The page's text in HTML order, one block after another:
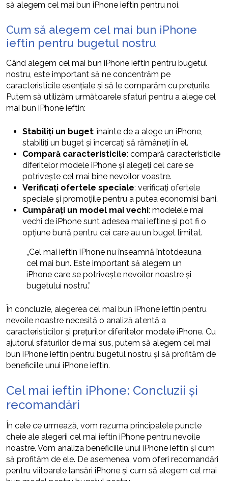
să alegem cel mai bun iPhone ieftin pentru noi.
Cum să alegem cel mai bun iPhone
ieftin pentru bugetul nostru
Când alegem cel mai bun iPhone ieftin pentru bugetul
nostru, este important să ne concentrăm pe
caracteristicile esențiale și să le comparăm cu prețurile.
Putem să utilizăm următoarele sfaturi pentru a alege cel
mai bun iPhone ieftin:
Stabiliți un buget: înainte de a alege un iPhone,
stabiliți un buget și încercați să rămâneți în el.
Compară caracteristicile: compară caracteristicile
diferitelor modele iPhone și alegeți cel care se
potrivește cel mai bine nevoilor voastre.
Verificați ofertele speciale: verificați ofertele
speciale și promoțiile pentru a putea economisi bani.
Cumpărați un model mai vechi: modelele mai
vechi de iPhone sunt adesea mai ieftine și pot fi o
opțiune bună pentru cei care au un buget limitat.
„Cel mai ieftin iPhone nu înseamnă întotdeauna
cel mai bun. Este important să alegem un
iPhone care se potrivește nevoilor noastre și
bugetului nostru.”
În concluzie, alegerea cel mai bun iPhone ieftin pentru
nevoile noastre necesită o analiză atentă a
caracteristicilor și prețurilor diferitelor modele iPhone. Cu
ajutorul sfaturilor de mai sus, putem să alegem cel mai
bun iPhone ieftin pentru bugetul nostru și să profităm de
beneficiile unui iPhone ieftin.
Cel mai ieftin iPhone: Concluzii și
recomandări
În cele ce urmează, vom rezuma principalele puncte
cheie ale alegerii cel mai ieftin iPhone pentru nevoile
noastre. Vom analiza beneficiile unui iPhone ieftin și cum
să profităm de ele. De asemenea, vom oferi recomandări
pentru viitoarele lansări iPhone și cum să alegem cel mai